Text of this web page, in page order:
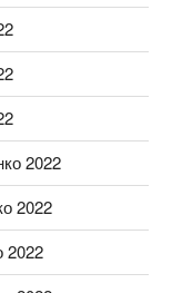
2022
2022
2022